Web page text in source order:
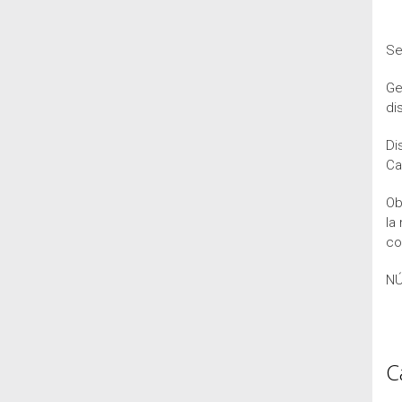
la